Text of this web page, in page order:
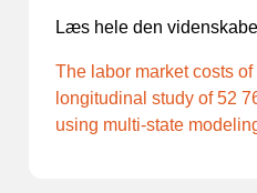
Læs hele den
The labor market costs
longitudinal study of 52
using multi-state